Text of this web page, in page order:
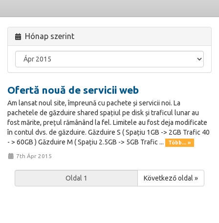
Hónap szerint
Ofertă nouă de servicii web
Am lansat noul site, împreună cu pachete și servicii noi. La
pachetele de găzduire shared spațiul pe disk și traficul lunar au
fost mărite, prețul rămânând la fel. Limitele au fost deja modificate
în contul dvs. de găzduire. Găzduire S ( Spațiu 1GB -> 2GB Trafic 40
- > 60GB ) Găzduire M ( Spațiu 2.5GB -> 5GB Trafic ...
Több... »
7th Ápr 2015
Következő oldal »